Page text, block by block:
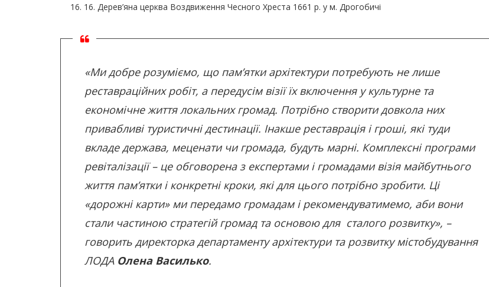
16. Дерев’яна церква Воздвиження Чесного Хреста 1661 р. у м. Дрогобичі
«Ми‌ ‌добре‌ ‌розуміємо,‌ ‌що‌ ‌пам’ятки‌ ‌архітектури‌ ‌потребують‌ ‌не‌ ‌лише‌
‌реставраційних‌ ‌робіт,‌ ‌а передусім ‌візії‌ ‌їх‌ ‌включення‌ ‌у‌ ‌культурне‌ ‌та‌
‌економічне‌ ‌життя‌ ‌локальних‌ ‌громад.‌ Потрібно‌ ‌створити‌ ‌довкола‌ ‌них‌
‌привабливі‌ ‌туристичні‌ ‌дестинації.‌ ‌Інакше‌ ‌реставрація‌ ‌і‌ ‌гроші,‌ ‌які‌ ‌туди‌
‌вкладе‌ ‌держава, меценати чи громада,‌ ‌будуть‌ ‌марні.‌ ‌Комплексні‌ ‌програми‌
‌ревіталізації – це обговорена з експертами і громадами ‌візія майбутнього
життя пам’ятки і конкретні кроки, які для цього потрібно зробити. Ці
«дорожні карти» ми передамо громадам і рекомендуватимемо, аби вони
стали частиною стратегій ‌громад ‌та‌ ‌основою‌ ‌для‌ ‌ ‌сталого‌ ‌розвитку», –
говорить директорка департаменту архітектури та розвитку містобудування
ЛОДА Олена Василько.